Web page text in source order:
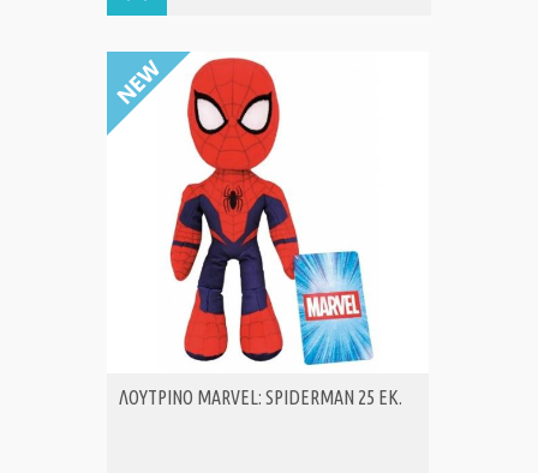
ΑΓΟΡΑ
ΛΟΥΤΡΙΝΟ MARVEL: SPIDERMAN 25 ΕΚ.